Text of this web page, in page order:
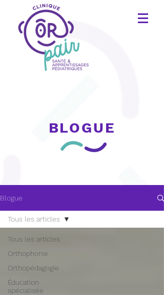
BLOGUE
Blogue
Tous les articles
Orthophonie
Orthopédagogie
Éducation
spécialisée
Tous les articles